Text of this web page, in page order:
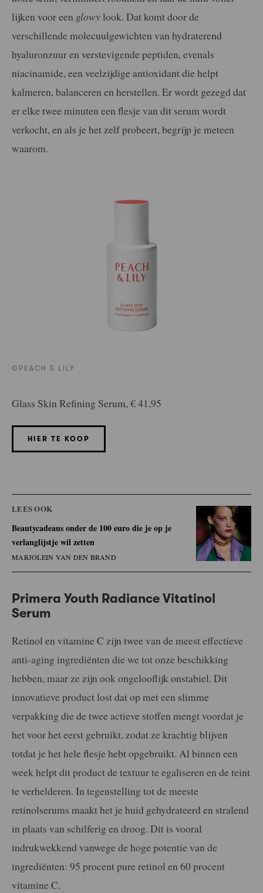
lijken voor een glowy look. Dat komt door de
verschillende molecuulgewichten van hydraterend
hyaluronzuur en verstevigende peptiden, evenals
niacinamide, een veelzijdige antioxidant die helpt
kalmeren, balanceren en herstellen. Er wordt gezegd dat
er elke twee minuten een flesje van dit serum wordt
verkocht, en als je het zelf probeert, begrijp je meteen
waarom.
©PEACH & LILY
Glass Skin Refining Serum, € 41,95
HIER TE KOOP
LEES OOK
Beautycadeaus onder de 100 euro die je op je
verlanglijstje wil zetten
MARJOLEIN VAN DEN BRAND
Primera Youth Radiance Vitatinol
Serum
Retinol en vitamine C zijn twee van de meest effectieve
anti-aging ingrediënten die we tot onze beschikking
hebben, maar ze zijn ook ongelooflijk onstabiel. Dit
innovatieve product lost dat op met een slimme
verpakking die de twee actieve stoffen mengt voordat je
het voor het eerst gebruikt, zodat ze krachtig blijven
totdat je het hele flesje hebt opgebruikt. Al binnen een
week helpt dit product de textuur te egaliseren en de teint
te verhelderen. In tegenstelling tot de meeste
retinolserums maakt het je huid gehydrateerd en stralend
in plaats van schilferig en droog. Dit is vooral
indrukwekkend vanwege de hoge potentie van de
ingrediënten: 95 procent pure retinol en 60 procent
vitamine C.